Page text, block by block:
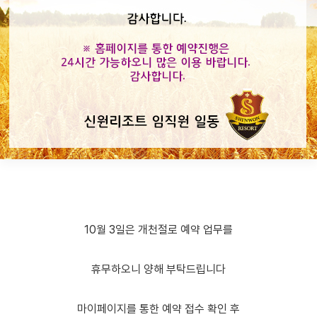
10월 3일은 개천절로 예약 업무를
휴무하오니 양해 부탁드립니다
마이페이지를 통한 예약 접수 확인 후